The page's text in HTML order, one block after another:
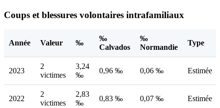
Coups et blessures volontaires intrafamiliaux
Année Valeur ‰
‰
Calvados
‰
Normandie
Type
2023
2
victimes
3,24
‰
0,96 ‰ 0,06 ‰ Estimée
2022
2
victimes
2,83
‰
0,83 ‰ 0,07 ‰ Estimée